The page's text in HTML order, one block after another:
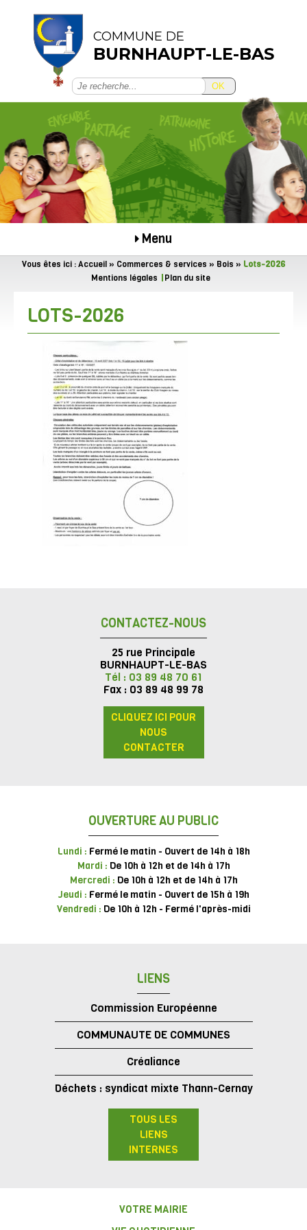
COMMUNE DE
BURNHAUPT-LE-BAS
OK
Menu
Vous êtes ici :Accueil » Commerces & services » Bois » Lots-2026
Mentions légales
Plan du site
LOTS-2026
CONTACTEZ-NOUS
25 rue Principale
BURNHAUPT-LE-BAS
Tél : 03 89 48 70 61
Fax : 03 89 48 99 78
CLIQUEZ ICI POUR
NOUS
CONTACTER
OUVERTURE AU PUBLIC
Lundi : Fermé le matin - Ouvert de 14h à 18h
Mardi : De 10h à 12h et de 14h à 17h
Mercredi : De 10h à 12h et de 14h à 17h
Jeudi : Fermé le matin - Ouvert de 15h à 19h
Vendredi : De 10h à 12h - Fermé l'après-midi
LIENS
Commission Européenne
COMMUNAUTE DE COMMUNES
Créaliance
Déchets : syndicat mixte Thann-Cernay
TOUS LES
LIENS
INTERNES
VOTRE MAIRIE